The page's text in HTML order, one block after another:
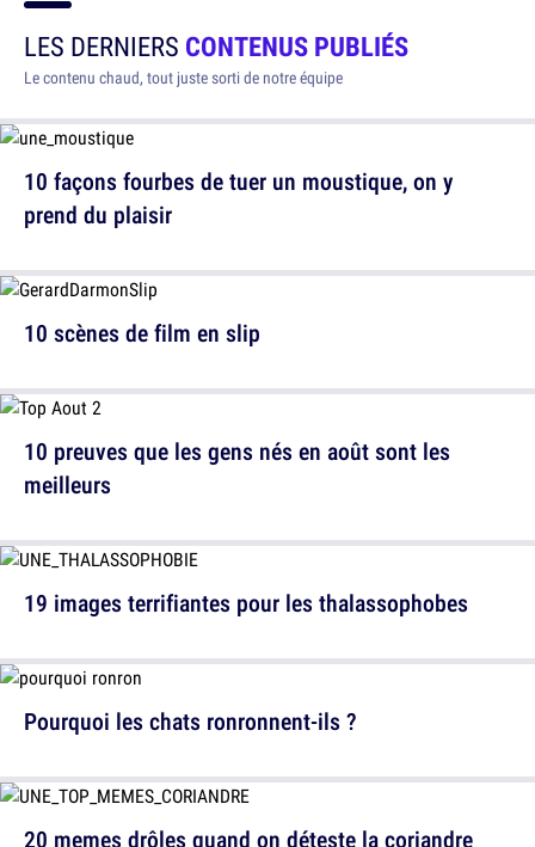
LES DERNIERS CONTENUS PUBLIÉS
Le contenu chaud, tout juste sorti de notre équipe
10 façons fourbes de tuer un moustique, on y
prend du plaisir
10 preuves que les gens nés en août sont les
meilleurs
Pourquoi les chats ronronnent-ils ?
10 scènes de film en slip
19 images terrifiantes pour les thalassophobes
20 memes drôles quand on déteste la coriandre